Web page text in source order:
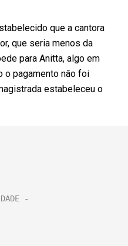
que a cantora
que seria menos da
para Anitta, algo em
o pagamento não foi
estabeleceu o